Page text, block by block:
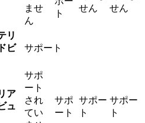
ませ
ん
ト
せん
せん
リ
ビ
サポート
ア
ュ
サポ
ート
され
てい
サポ
ート
サポー
ト
サポー
ト